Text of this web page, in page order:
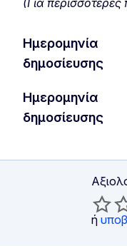
(Για
Ημερομηνία
δημοσίευσης
Ημερομηνία
δημοσίευσης
ή